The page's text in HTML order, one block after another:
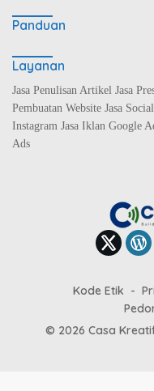
Panduan
Layanan
Jasa Penulisan Artikel Jasa
Pembuatan Website Jasa
Instagram Jasa Iklan Google
Ads
Kode Etik
© 2026 Casa